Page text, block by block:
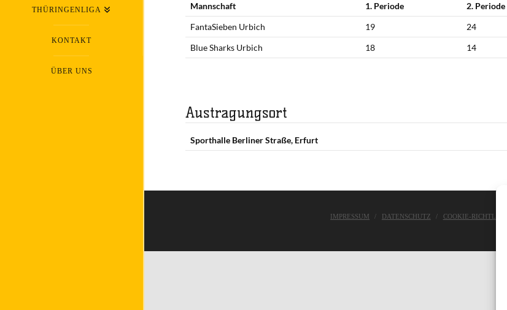
THÜRINGENLIGA
KONTAKT
ÜBER UNS
Mannschaft 1. Periode 2. Periode
FantaSieben Urbich
19 24
Blue Sharks Urbich
18 14
Austragungsort
Sporthalle Berliner Straße, Erfurt
IMPRESSUM DATENSCHUTZ COOKIE-RICHTLINIE